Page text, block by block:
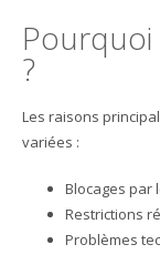
?
Les raisons
variées :
Blocages par
Restrictions
Problèmes